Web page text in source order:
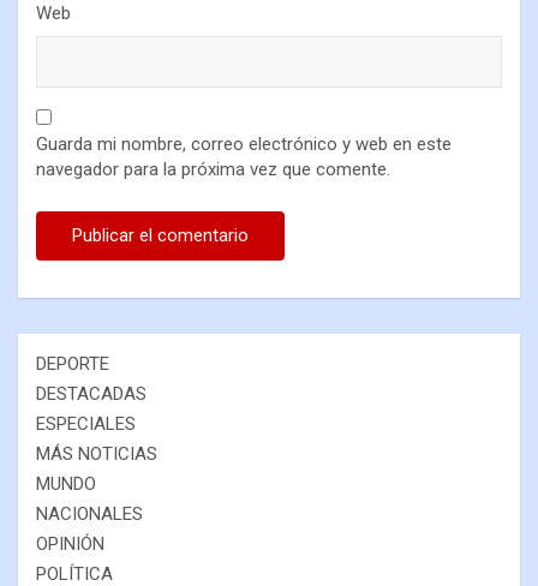
Web
Guarda mi nombre, correo electrónico y web en este
navegador para la próxima vez que comente.
DEPORTE
DESTACADAS
ESPECIALES
MÁS NOTICIAS
MUNDO
NACIONALES
OPINIÓN
POLÍTICA